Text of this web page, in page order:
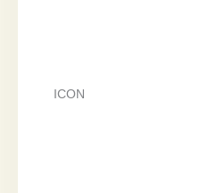
ICON